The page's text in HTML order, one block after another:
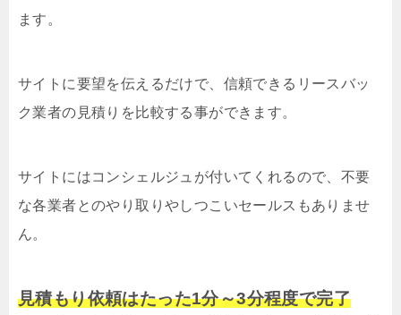
ます。
サイトに要望を伝えるだけで、信頼できるリースバッ
ク業者の見積りを比較する事ができます。
サイトにはコンシェルジュが付いてくれるので、不要
な各業者とのやり取りやしつこいセールスもありませ
ん。
見積もり依頼はたった1分～3分程度で完了